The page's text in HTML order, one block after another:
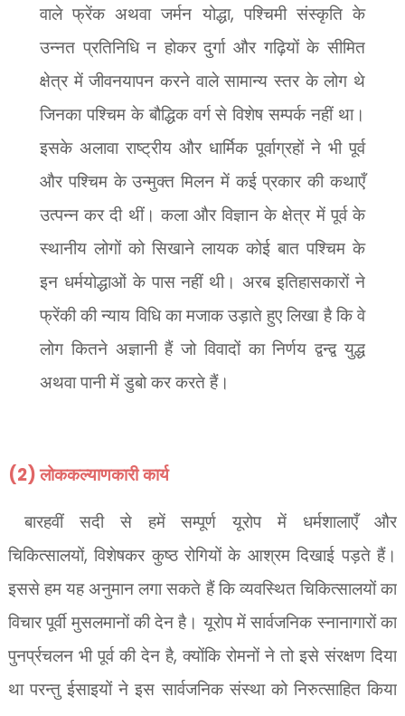
वाले फ्रेंक अथवा जर्मन योद्धा, पश्चिमी संस्कृति के
उन्नत प्रतिनिधि न होकर दुर्गा और गढ़ियों के सीमित
क्षेत्र में जीवनयापन करने वाले सामान्य स्तर के लोग थे
जिनका पश्चिम के बौद्धिक वर्ग से विशेष सम्पर्क नहीं था।
इसके अलावा राष्ट्रीय और धार्मिक पूर्वाग्रहों ने भी पूर्व
और पश्चिम के उन्मुक्त मिलन में कई प्रकार की कथाएँ
उत्पन्न कर दी थीं। कला और विज्ञान के क्षेत्र में पूर्व के
स्थानीय लोगों को सिखाने लायक कोई बात पश्चिम के
इन धर्मयोद्धाओं के पास नहीं थी। अरब इतिहासकारों ने
फ्रेंकी की न्याय विधि का मजाक उड़ाते हुए लिखा है कि वे
लोग कितने अज्ञानी हैं जो विवादों का निर्णय द्वन्द्व युद्ध
अथवा पानी में डुबो कर करते हैं।
(2)लोककल्याणकारी कार्य
बारहवीं सदी से हमें सम्पूर्ण यूरोप में धर्मशालाएँ और
चिकित्सालयों,विशेषकर कुष्ठ रोगियों के आश्रम दिखाई पड़ते हैं।
इससे हम यह अनुमान लगा सकते हैं कि व्यवस्थित चिकित्सालयों का
विचार पूर्वी मुसलमानों की देन है। यूरोप में सार्वजनिक स्नानागारों का
पुनर्प्रचलन भी पूर्व की देन है,क्योंकि रोमनों ने तो इसे संरक्षण दिया
था परन्तु ईसाइयों ने इस सार्वजनिक संस्था को निरुत्साहित किया